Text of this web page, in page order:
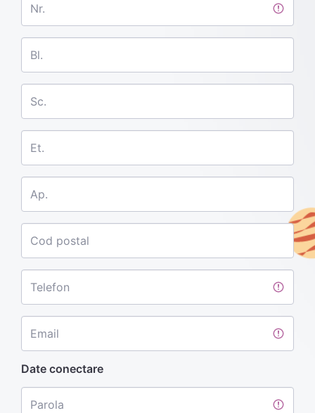
Nr.
Bl.
Sc.
Et.
Ap.
Cod postal
Telefon
Email
Date conectare
Parola